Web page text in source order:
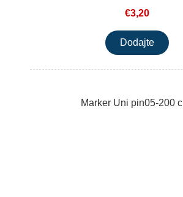
€3,20
Marker Uni pin05-200